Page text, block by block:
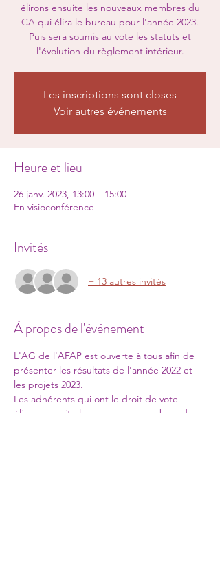
élirons ensuite les nouveaux membres du
CA qui élira le bureau pour l'année 2023.
Puis sera soumis au vote les statuts et
l'évolution du règlement intérieur.
Les inscriptions sont closes
Voir autres événements
Heure et lieu
26 janv. 2023, 13:00 – 15:00
En visioconférence
Invités
+ 13 autres invités
À propos de l'événement
L'AG de l'AFAP est ouverte à tous afin de
présenter les résultats de l'année 2022 et
les projets 2023.
Les adhérents qui ont le droit de vote
élirons ensuite les nouveaux membres du